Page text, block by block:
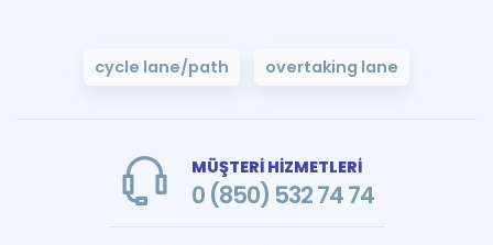
cycle lane/path overtaking lane
MÜŞTERİ HİZMETLERİ
0 (850) 532 74 74